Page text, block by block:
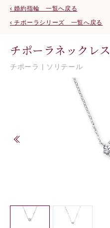
‹ 婚約指輪 一覧へ戻る
‹ チポーラシリーズ 一覧へ戻る
チポーラネックレス
チポーラ | ソリテール